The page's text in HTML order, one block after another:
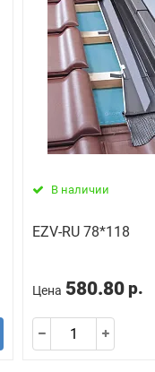
В наличии
EZV-RU 78*118
Цена 580.80 р.